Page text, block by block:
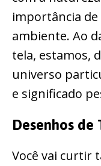
importância
ambiente. Ao
tela, estamos,
universo
e significado
Desenhos de
Você vai curtir